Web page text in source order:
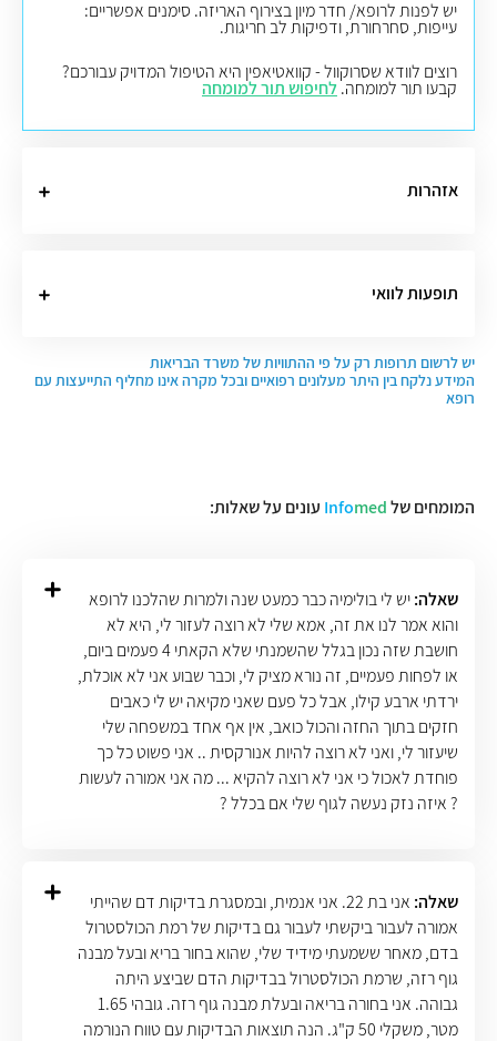
יש לפנות לרופא/ חדר מיון בצירוף האריזה. סימנים אפשריים:
עייפות, סחרחורת, ודפיקות לב חריגות.
רוצים לוודא שסרוקוול - קוואטיאפין היא הטיפול המדויק עבורכם?
קבעו תור למומחה.לחיפוש תור למומחה
אזהרות
תופעות לוואי
יש לרשום תרופות רק על פי ההתוויות של משרד הבריאות
המידע נלקח בין היתר מעלונים רפואיים ובכל מקרה אינו מחליף התייעצות עם
רופא
המומחים של Infomed עונים על שאלות:
שאלה:יש לי בולימיה כבר כמעט שנה ולמרות שהלכנו לרופא
והוא אמר לנו את זה, אמא שלי לא רוצה לעזור לי, היא לא
חושבת שזה נכון בגלל שהשמנתי שלא הקאתי 4 פעמים ביום,
או לפחות פעמיים, זה נורא מציק לי, וכבר שבוע אני לא אוכלת,
ירדתי ארבע קילו, אבל כל פעם שאני מקיאה יש לי כאבים
חזקים בתוך החזה והכול כואב, אין אף אחד במשפחה שלי
שיעזור לי, ואני לא רוצה להיות אנורקסית .. אני פשוט כל כך
פוחדת לאכול כי אני לא רוצה להקיא ... מה אני אמורה לעשות
? איזה נזק נעשה לגוף שלי אם בכלל ?
שאלה:
אני בת 22. אני אנמית, ובמסגרת בדיקות דם שהייתי
אמורה לעבור ביקשתי לעבור גם בדיקות של רמת הכולסטרול
בדם, מאחר ששמעתי מידיד שלי, שהוא בחור בריא ובעל מבנה
גוף רזה, שרמת הכולסטרול בבדיקות הדם שביצע היתה
גבוהה. אני בחורה בריאה ובעלת מבנה גוף רזה. גובהי 1.65
מטר, משקלי 50 ק"ג. הנה תוצאות הבדיקות עם טווח הנורמה